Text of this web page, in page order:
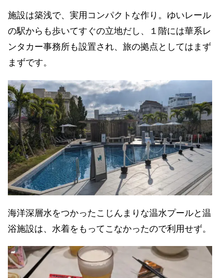
施設は築浅で、実用コンパクトな作り。ゆいレール
の駅からも歩いてすぐの立地だし、１階には華系レ
ンタカー事務所も設置され、旅の拠点としてはまず
まずです。
海洋深層水をつかったこじんまりな温水プールと温
浴施設は、水着をもってこなかったので利用せず。